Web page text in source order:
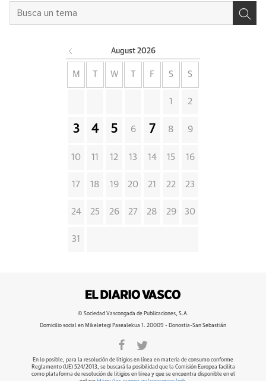
August 2026
M W F S S
1 2
3 4 5 6 7 8 9
10 11 12 13 14 15 16
17 18 19 20 21 22 23
24 25 26 27 28 29 30
31
© Sociedad Vascongada de Publicaciones, S.A.
Domicilio social en Mikeletegi Pasealekua 1. 20009 - Donostia-San Sebastián
En lo posible, para la resolución de litigios en línea en materia de consumo conforme
Reglamento (UE) 524/2013, se buscará la posibilidad que la Comisión Europea facilita
como plataforma de resolución de litigios en línea y que se encuentra disponible en el